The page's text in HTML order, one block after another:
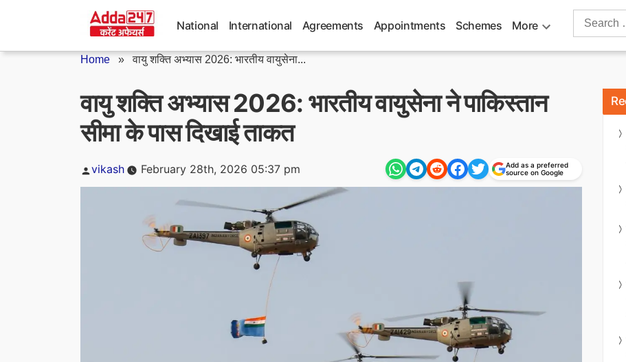
National International Agreements Appointments Schemes More
Search
Home »वायु शक्ति अभ्यास 2026: भारतीय वायुसेना...
वायु शक्ति अभ्यास 2026: भारतीय वायुसेना ने पाकिस्तान
सीमा के पास दिखाई ताकत
Posted
vikash February 28th, 2026 05:37 pm
Add as a preferred
source on Google